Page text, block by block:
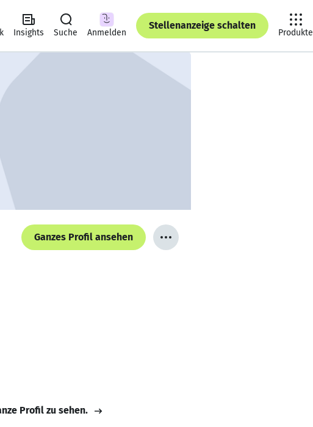
Insights Suche Anmelden
Stellenanzeige schalten
Produkte
Ganzes Profil ansehen
Profil zu sehen.